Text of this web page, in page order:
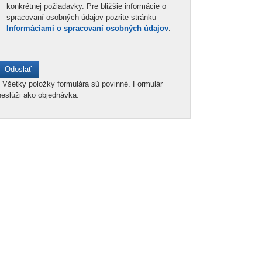
konkrétnej požiadavky. Pre bližšie informácie o
spracovaní osobných údajov pozrite stránku
Informáciami o spracovaní osobných údajov
Všetky položky formulára sú povinné. Formulár
ako objednávka.